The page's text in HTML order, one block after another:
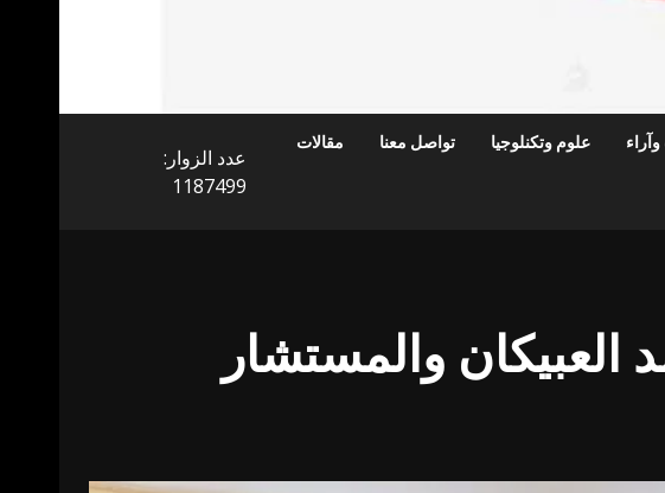
علوم وتكنلوجيا تواصل معنا مقالات
عدد الزوار:
1187499
العبيكان والمستشار